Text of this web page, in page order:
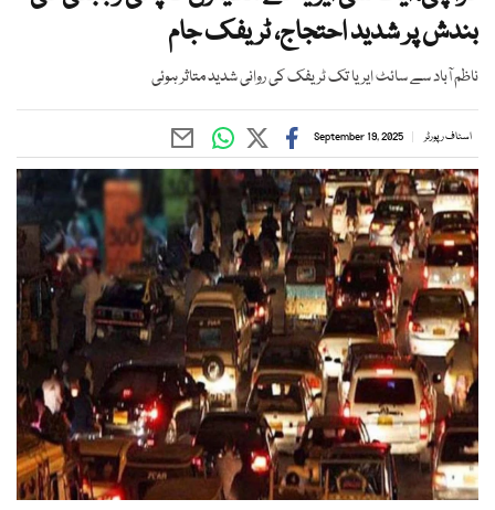
بندش پر شدید احتجاج، ٹریفک جام
ناظم آباد سے سائٹ ایریا تک ٹریفک کی روانی شدید متاثر ہوئی
اسٹاف رپورٹر September 19, 2025